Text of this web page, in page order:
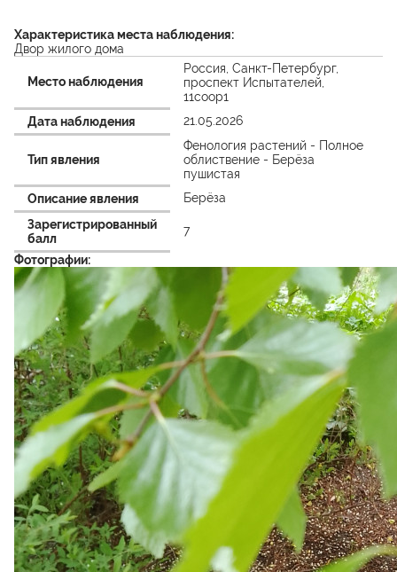
Характеристика места наблюдения:
Двор жилого дома
Место наблюдения
Россия, Санкт-Петербург,
проспект Испытателей,
11соор1
Дата наблюдения
21.05.2026
Тип явления
Фенология растений - Полное
облиствение - Берёза
пушистая
Описание явления
Берёза
Зарегистрированный
балл
7
Фотографии: